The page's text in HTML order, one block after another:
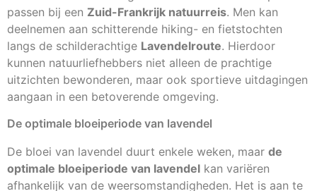
passen bij een Zuid-Frankrijk natuurreis. Men kan
deelnemen aan schitterende hiking- en fietstochten
langs de schilderachtige Lavendelroute. Hierdoor
kunnen natuurliefhebbers niet alleen de prachtige
uitzichten bewonderen, maar ook sportieve uitdagingen
aangaan in een betoverende omgeving.
De optimale bloeiperiode van lavendel
De bloei van lavendel duurt enkele weken, maar de
optimale bloeiperiode van lavendel kan variëren
afhankelijk van de weersomstandigheden. Het is aan te